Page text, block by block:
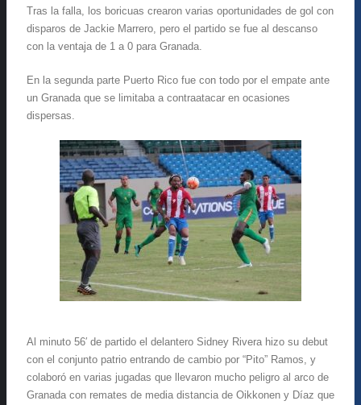
Tras la falla, los boricuas crearon varias oportunidades de gol con
disparos de Jackie Marrero, pero el partido se fue al descanso
con la ventaja de 1 a 0 para Granada.
En la segunda parte Puerto Rico fue con todo por el empate ante
un Granada que se limitaba a contraatacar en ocasiones
dispersas.
Al minuto 56′ de partido el delantero Sidney Rivera hizo su debut
con el conjunto patrio entrando de cambio por “Pito” Ramos, y
colaboró en varias jugadas que llevaron mucho peligro al arco de
Granada con remates de media distancia de Oikkonen y Díaz que